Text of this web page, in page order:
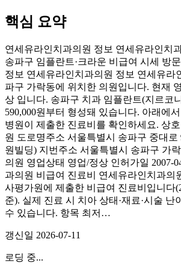
핵심 요약
연세유라인치과의원 정보 연세유라인치
송파구 임플란트·크라운 비급여 시세 방
정보 연세유라인치과의원 정보 연세유라
파구 가락동에 위치한 의원입니다. 현재
상 입니다. 송파구 치과 임플란트(지르코
590,000원부터 형성돼 있습니다. 아래에
병원이 제출한 진료비를 확인하세요. 상
원 도로명주소 서울특별시 송파구 중대로
원빌딩) 지번주소 서울특별시 송파구 가
의원 영업상태 영업/정상 인허가일 2007-
과의원 비급여 진료비 연세유라인치과의
사평가원에 제출한 비급여 진료비입니다
준). 실제 진료 시 치아 상태·재료·시술 난
수 있습니다. 항목 최저…
갱신일 2026-07-11
로딩 중...